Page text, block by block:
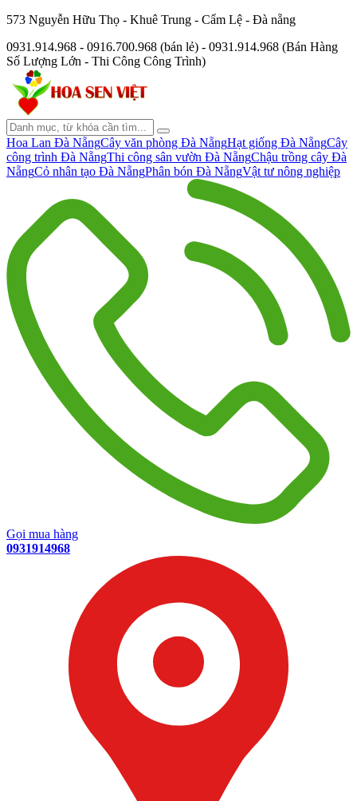
573 Nguyễn Hữu Thọ - Khuê Trung - Cẩm Lệ - Đà nẵng
0931.914.968 - 0916.700.968 (bán lẻ) - 0931.914.968 (Bán Hàng
Số Lượng Lớn - Thi Công Công Trình)
Hoa Lan Đà NẵngCây văn phòng Đà NẵngHạt giống Đà NẵngCây
công trình Đà NẵngThi công sân vườn Đà NẵngChậu trồng cây Đà
NẵngCỏ nhân tạo Đà NẵngPhân bón Đà NẵngVật tư nông nghiệp
Gọi mua hàng
0931914968